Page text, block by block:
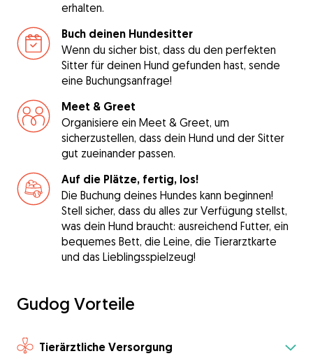
erhalten.
Buch deinen Hundesitter
Wenn du sicher bist, dass du den perfekten
Sitter für deinen Hund gefunden hast, sende
eine Buchungsanfrage!
Meet & Greet
Organisiere ein Meet & Greet, um
sicherzustellen, dass dein Hund und der Sitter
gut zueinander passen.
Auf die Plätze, fertig, los!
Die Buchung deines Hundes kann beginnen!
Stell sicher, dass du alles zur Verfügung stellst,
was dein Hund braucht: ausreichend Futter, ein
bequemes Bett, die Leine, die Tierarztkarte
und das Lieblingsspielzeug!
Gudog Vorteile
Tierärztliche Versorgung